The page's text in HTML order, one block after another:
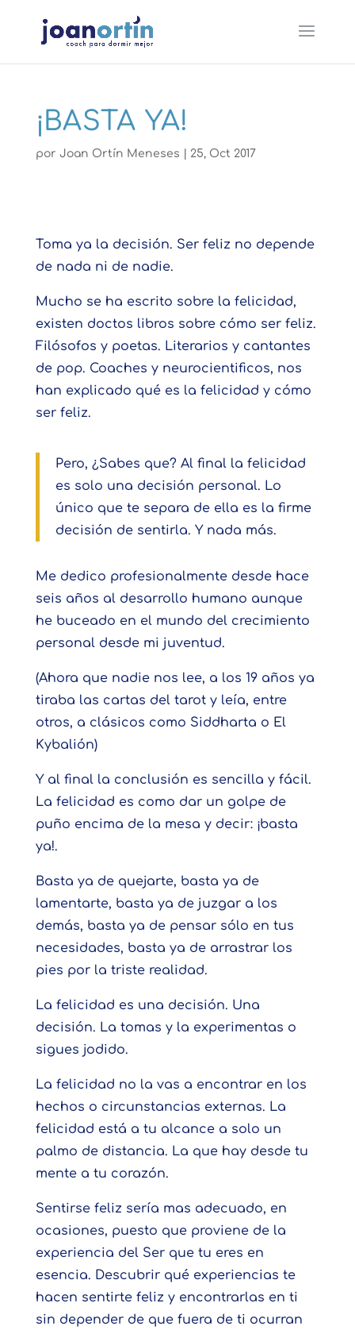
¡BASTA YA!
por Joan Ortín Meneses 25, Oct 2017
Toma ya la decisión. Ser feliz no depende
de nada ni de nadie.
Mucho se ha escrito sobre la felicidad,
existen doctos libros sobre cómo ser feliz.
Filósofos y poetas. Literarios y cantantes
de pop. Coaches y neurocientificos, nos
han explicado qué es la felicidad y cómo
ser feliz.
Pero, ¿Sabes que? Al final la felicidad
es solo una decisión personal. Lo
único que te separa de ella es la firme
decisión de sentirla. Y nada más.
Me dedico profesionalmente desde hace
seis años al desarrollo humano aunque
he buceado en el mundo del crecimiento
personal desde mi juventud.
(Ahora que nadie nos lee, a los 19 años ya
tiraba las cartas del tarot y leía, entre
otros, a clásicos como Siddharta o El
Kybalión)
Y al final la conclusión es sencilla y fácil.
La felicidad es como dar un golpe de
puño encima de la mesa y decir: ¡basta
ya!.
Basta ya de quejarte, basta ya de
lamentarte, basta ya de juzgar a los
demás, basta ya de pensar sólo en tus
necesidades, basta ya de arrastrar los
pies por la triste realidad.
La felicidad es una decisión. Una
decisión. La tomas y la experimentas o
sigues jodido.
La felicidad no la vas a encontrar en los
hechos o circunstancias externas. La
felicidad está a tu alcance a solo un
palmo de distancia. La que hay desde tu
mente a tu corazón.
Sentirse feliz sería mas adecuado, en
ocasiones, puesto que proviene de la
experiencia del Ser que tu eres en
esencia. Descubrir qué experiencias te
hacen sentirte feliz y encontrarlas en ti
sin depender de que fuera de ti ocurran